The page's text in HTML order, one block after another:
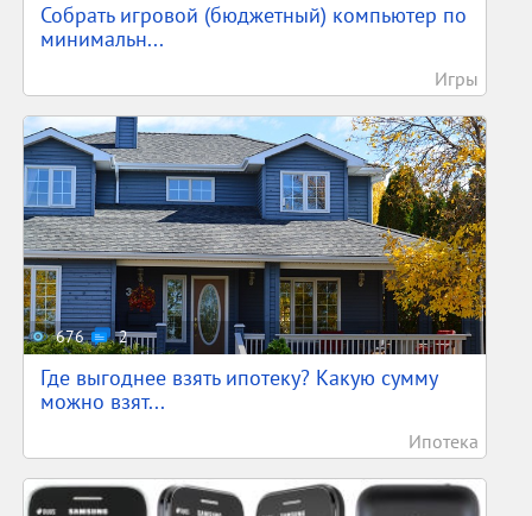
Собрать игровой (бюджетный) компьютер по
минимальн...
Игры
676 2
Где выгоднее взять ипотеку? Какую сумму
можно взят...
Ипотека